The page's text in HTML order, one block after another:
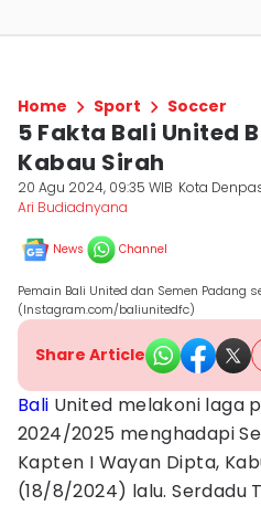
Home Sport Soccer
5 Fakta Bali United
Kabau Sirah
20 Agu 2024, 09:35 WIB Kota
Ari Budiadnyana
News Channel
Pemain Bali United dan Semen Padang
(Instagram.com/baliunitedfc)
Share Article
Bali United melakoni laga
2024/2025 menghadapi
Kapten I Wayan Dipta,
(18/8/2024) lalu. Serdadu